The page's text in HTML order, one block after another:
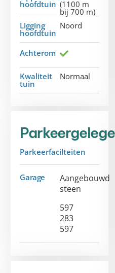
hoofdtuin (1100 m
bij 700 m)
Ligging
hoofdtuin
Noord
Achterom
Kwaliteit
tuin
Normaal
Parkeerfacilteiten
Garage
Aangebouwd
steen
597
283
597